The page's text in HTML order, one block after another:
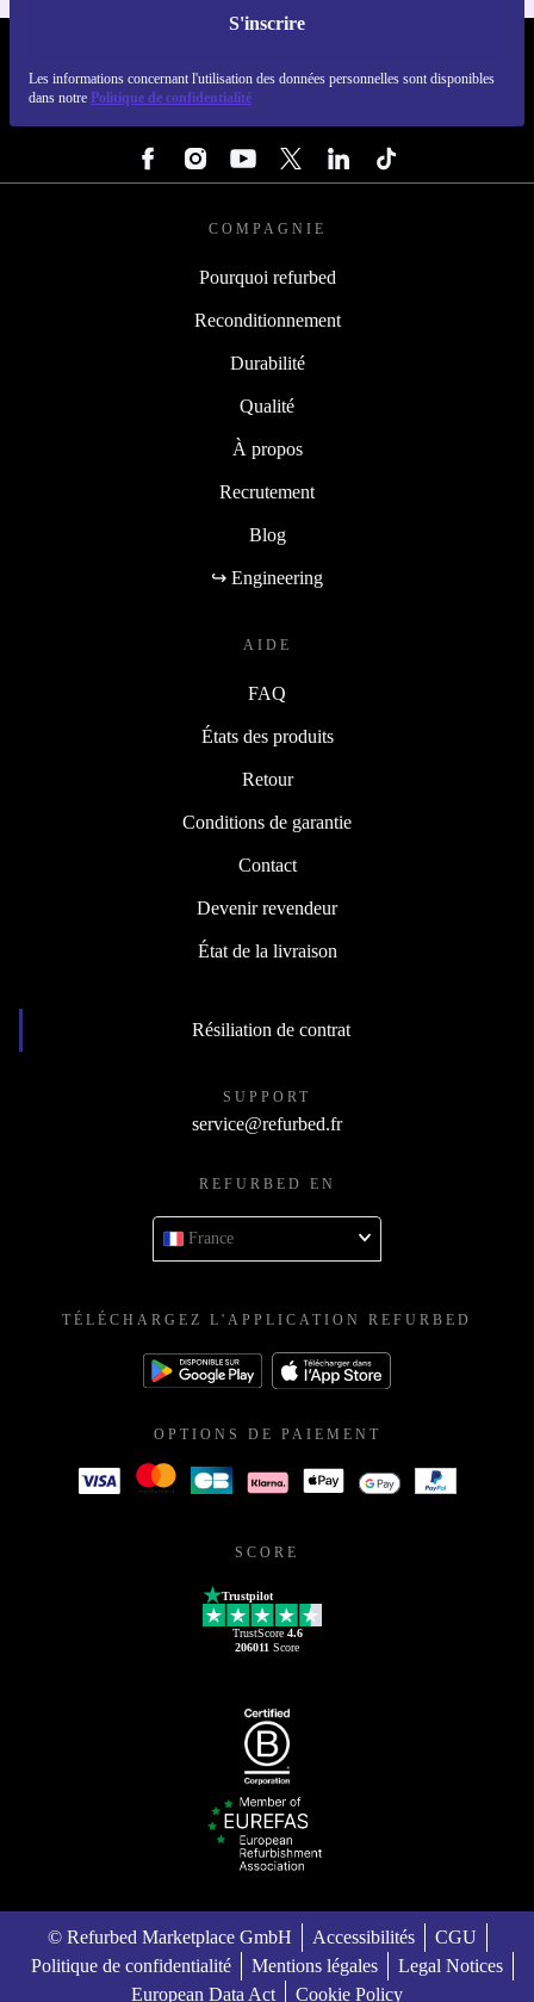
S'inscrire
Les informations concernant l'utilisation des données personnelles sont disponibles
dans notre Politique de confidentialité
COMPAGNIE
Pourquoi refurbed
Reconditionnement
Durabilité
Qualité
À propos
Recrutement
Blog
↪ Engineering
AIDE
FAQ
États des produits
Retour
Conditions de garantie
Contact
Devenir revendeur
État de la livraison
Résiliation de contrat
SUPPORT
service@refurbed.fr
REFURBED EN
France
TÉLÉCHARGEZ L'APPLICATION REFURBED
OPTIONS DE PAIEMENT
SCORE
Trustpilot
TrustScore 4.6
206011 Score
© Refurbed Marketplace GmbH Accessibilités
CGU
Politique de confidentialité
Mentions légales
Legal Notices
European Data Act
Cookie Policy